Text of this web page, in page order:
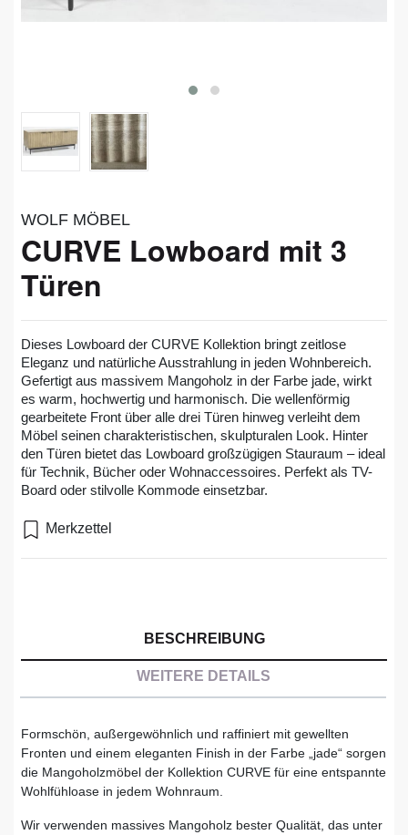
WOLF MÖBEL
CURVE Lowboard mit 3
Türen
Dieses Lowboard der CURVE Kollektion bringt zeitlose
Eleganz und natürliche Ausstrahlung in jeden Wohnbereich.
Gefertigt aus massivem Mangoholz in der Farbe jade, wirkt
es warm, hochwertig und harmonisch. Die wellenförmig
gearbeitete Front über alle drei Türen hinweg verleiht dem
Möbel seinen charakteristischen, skulpturalen Look. Hinter
den Türen bietet das Lowboard großzügigen Stauraum – ideal
für Technik, Bücher oder Wohnaccessoires. Perfekt als TV-
Board oder stilvolle Kommode einsetzbar.
Merkzettel
BESCHREIBUNG
WEITERE DETAILS
Formschön, außergewöhnlich und raffiniert mit gewellten
Fronten und einem eleganten Finish in der Farbe „jade“ sorgen
die Mangoholzmöbel der Kollektion CURVE für eine entspannte
Wohlfühloase in jedem Wohnraum.
Wir verwenden massives Mangoholz bester Qualität, das unter